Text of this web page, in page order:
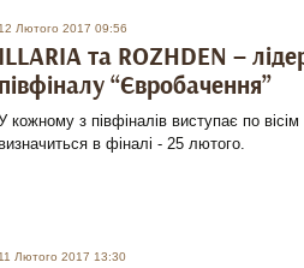
12 Лютого 2017 09:56
ILLARIA та ROZHDEN –
півфіналу “Євробачення”
кожному з півфіналів виступає по
визначиться в фіналі - 25 лютого.
11 Лютого 2017 13:30